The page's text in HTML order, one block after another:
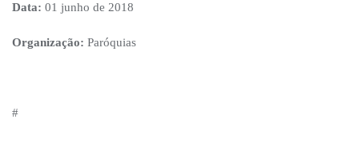
Data: 01 junho de 2018
Organização: Paróquias
#